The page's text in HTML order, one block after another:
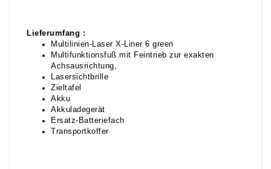
Lieferumfang :
Multilinien-Laser X-Liner 6 green
Multifunktionsfuß mit Feintrieb zur exakten
Achsausrichtung,
Lasersichtbrille
Zieltafel
Akku
Akkuladegerät
Ersatz-Batteriefach
Transportkoffer